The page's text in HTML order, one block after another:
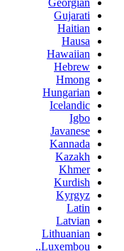
Gujarati
Haitian
Hausa
Hawaiian
Hebrew
Hmong
Hungarian
Icelandic
Igbo
Javanese
Kannada
Kazakh
Khmer
Kurdish
Kyrgyz
Latin
Latvian
Lithuanian
Luxembou..